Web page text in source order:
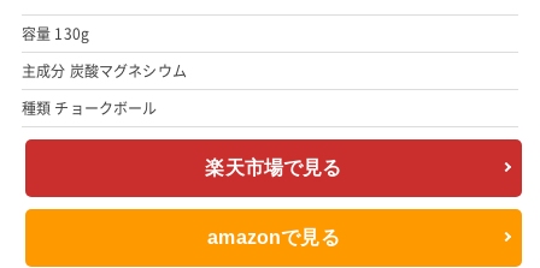
容量 130g
主成分 炭酸マグネシウム
種類 チョークボール
楽天市場で見る
amazonで見る